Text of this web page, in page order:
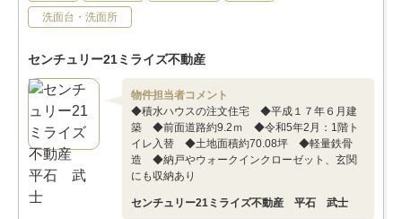
洗面台・洗面所
センチュリー21ミライズ不動産
物件担当者コメント
◆積水ハウスの注文住宅 ◆平成１７年６月建
築 ◆前面道路約9.2ｍ ◆令和5年2月：1階ト
イレ入替 ◆土地面積約70.08坪 ◆軽量鉄骨
造 ◆納戸やウォークインクローゼット、玄関
にも収納あり
センチュリー21ミライズ不動産 平石 武士